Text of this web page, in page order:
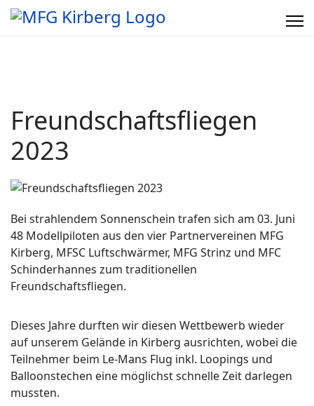
Freundschaftsfliegen
2023
Bei strahlendem Sonnenschein trafen sich am 03. Juni
48 Modellpiloten aus den vier Partnervereinen MFG
Kirberg, MFSC Luftschwärmer, MFG Strinz und MFC
Schinderhannes zum traditionellen
Freundschaftsfliegen.
Dieses Jahre durften wir diesen Wettbewerb wieder
auf unserem Gelände in Kirberg ausrichten, wobei die
Teilnehmer beim Le-Mans Flug inkl. Loopings und
Balloonstechen eine möglichst schnelle Zeit darlegen
mussten.